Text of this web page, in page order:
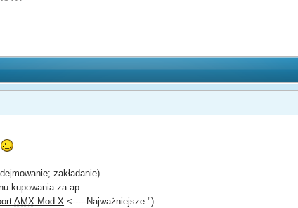
zakładanie)
kupowania za ap
AMX Mod X <-----Najważniejsze ")